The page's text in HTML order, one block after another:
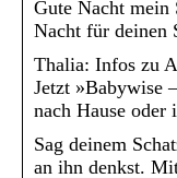
Gute Nacht
Nacht für deinen
Thalia: Infos zu
Jetzt »Babywise
nach Hause
Sag deinem
an ihn denkst.